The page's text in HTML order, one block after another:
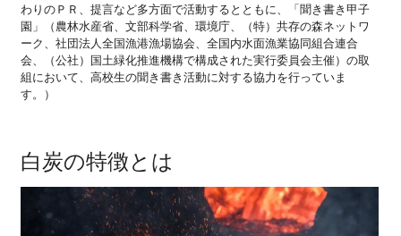
わりのＰＲ、提言など多方面で活動するとともに、「聞き書き甲子
園」（農林水産省、文部科学省、環境庁、（特）共存の森ネットワ
ーク、社団法人全国漁港漁場協会、全国内水面漁業協同組合連合
会、（公社）国土緑化推進機構で構成された実行委員会主催）の取
組において、高校生の聞き書き活動に対する協力を行っていま
す。）
白炭の特徴とは